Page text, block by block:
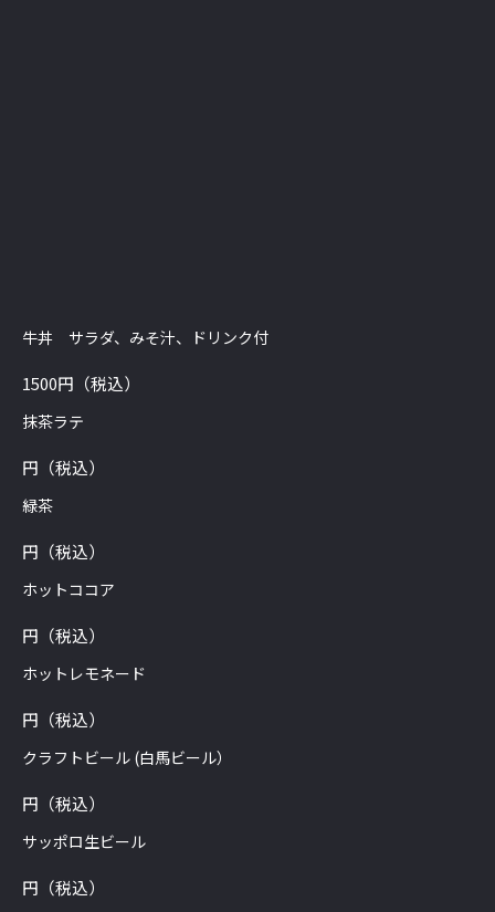
牛丼 サラダ、みそ汁、ドリンク付
1500円（税込）
抹茶ラテ
円（税込）
緑茶
円（税込）
ホットココア
円（税込）
ホットレモネード
円（税込）
クラフトビール (白馬ビール）
円（税込）
サッポロ生ビール
円（税込）